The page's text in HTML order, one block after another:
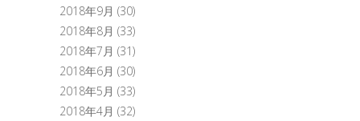
2018年9月 (30)
2018年8月 (33)
2018年7月 (31)
2018年6月 (30)
2018年5月 (33)
2018年4月 (32)